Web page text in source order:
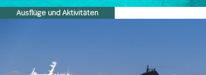
Ausflüge und Aktivitäten